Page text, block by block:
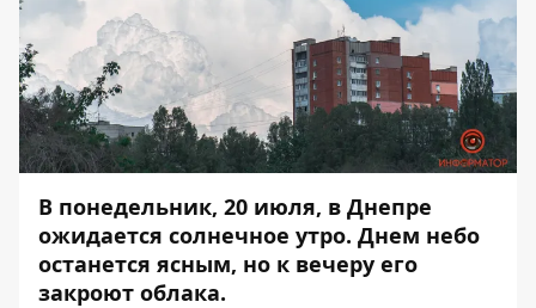
В понедельник, 20 июля, в Днепре
ожидается солнечное утро. Днем небо
останется ясным, но к вечеру его
закроют облака.